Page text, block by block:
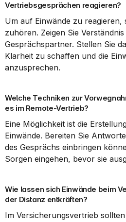
Vertriebsgesprächen reagieren?
Um auf Einwände zu reagieren,
zuhören. Zeigen Sie
Gesprächspartner. Stellen Sie
Klarheit zu schaffen und die
anzusprechen.
Welche Techniken zur
es im Remote-Vertrieb?
Eine Möglichkeit ist die
Einwände. Bereiten Sie
des Gesprächs einbringen
Sorgen eingehen, bevor sie
Wie lassen sich Einwände beim
der Distanz entkräften?
Im Versicherungsvertrieb